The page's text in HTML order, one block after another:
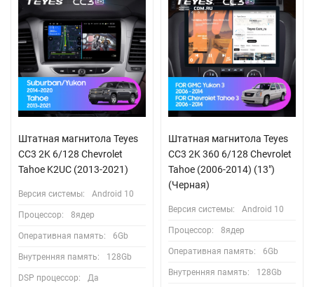
Штатная магнитола Teyes
CC3 2K 6/128 Chevrolet
Tahoe K2UC (2013-2021)
Версия системы: Android 10
Процессор: 8ядер
Оперативная память: 6Gb
Внутренняя память: 128Gb
DSP процессор: Да
Штатная магнитола Teyes
CC3 2K 360 6/128 Chevrolet
Tahoe (2006-2014) (13")
(Черная)
Версия системы: Android 10
Процессор: 8ядер
Оперативная память: 6Gb
Внутренняя память: 128Gb